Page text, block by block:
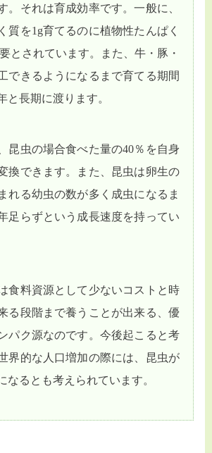
。それは育成効率です。一般に、
質を1g育てるのに植物性たんぱく
とされています。また、牛・豚・
できるようになるまで育てる期間
と長期に渡ります。
昆虫の場合食べた量の40％を自身
換できます。また、昆虫は卵生の
れる幼虫の数が多く成虫になるま
足らずという成長速度を持ってい
食料資源として少ないコストと時
る段階まで養うことが出来る、優
パク源なのです。今後起こると考
界的な人口増加の際には、昆虫が
なるとも考えられています。